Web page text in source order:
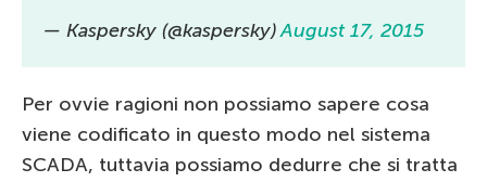
— Kaspersky (@kaspersky)August 17, 2015
Per ovvie ragioni non possiamo sapere cosa
viene codificato in questo modo nel sistema
SCADA, tuttavia possiamo dedurre che si tratta